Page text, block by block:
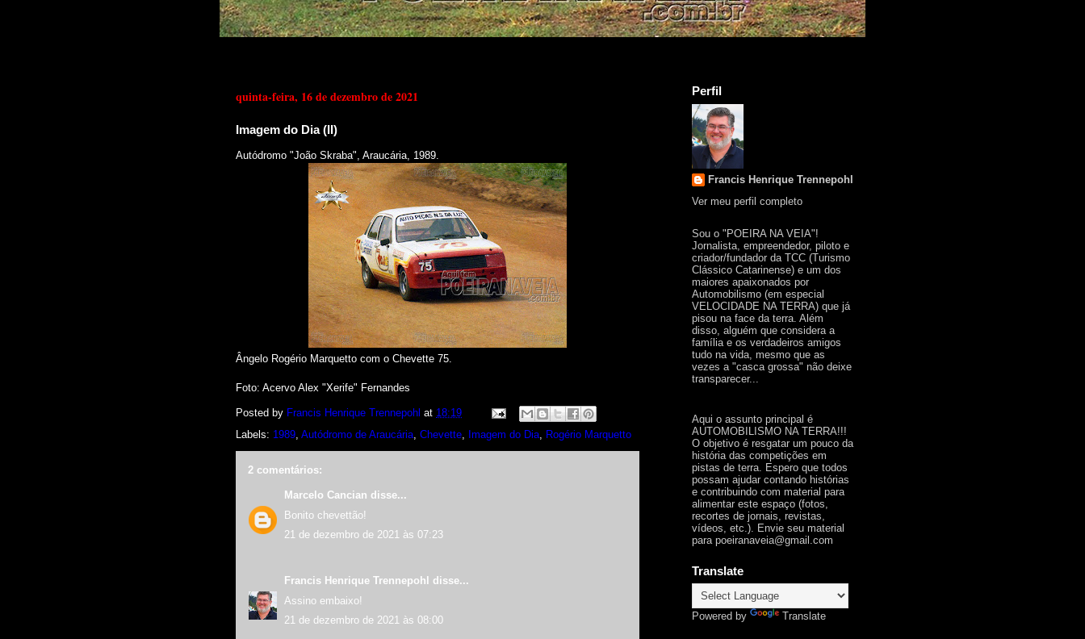
quinta-feira, 16 de dezembro de 2021
Imagem do Dia (II)
Autódromo "João Skraba", Araucária, 1989.
Ângelo Rogério Marquetto com o Chevette 75.
Foto: Acervo Alex "Xerife" Fernandes
Posted by Francis Henrique Trennepohl at 18:19
Labels: 1989, Autódromo de Araucária, Chevette, Imagem do Dia, Rogério Marquetto
2 comentários:
Marcelo Cancian disse...
Bonito chevettão!
21 de dezembro de 2021 às 07:23
Francis Henrique Trennepohl
disse...
Assino embaixo!
21 de dezembro de 2021 às 08:00
Perfil
Francis Henrique Trennepohl
Ver meu perfil completo
Sou o "POEIRA NA VEIA"!
Jornalista, empreendedor, piloto e
criador/fundador da TCC (Turismo
Clássico Catarinense) e um dos
maiores apaixonados por
Automobilismo (em especial
VELOCIDADE NA TERRA) que já
pisou na face da terra. Além
disso, alguém que considera a
família e os verdadeiros amigos
tudo na vida, mesmo que as
vezes a "casca grossa" não deixe
transparecer...
Aqui o assunto principal é
AUTOMOBILISMO NA TERRA!!!
O objetivo é resgatar um pouco da
história das competições em
pistas de terra. Espero que todos
possam ajudar contando histórias
e contribuindo com material para
alimentar este espaço (fotos,
recortes de jornais, revistas,
vídeos, etc.). Envie seu material
para poeiranaveia@gmail.com
Translate
Powered by Translate